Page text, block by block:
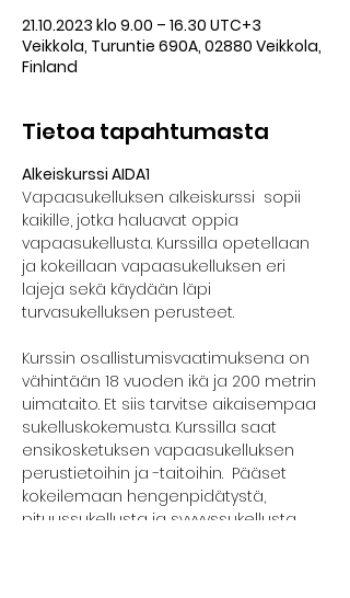
21.10.2023 klo 9.00 – 16.30 UTC+3
Veikkola, Turuntie 690A, 02880 Veikkola,
Finland
Tietoa tapahtumasta
Alkeiskurssi AIDA1
Vapaasukelluksen alkeiskurssi  sopii
kaikille, jotka haluavat oppia
vapaasukellusta. Kurssilla opetellaan
ja kokeillaan vapaasukelluksen eri
lajeja sekä käydään läpi
turvasukelluksen perusteet.
Kurssin osallistumisvaatimuksena on
vähintään 18 vuoden ikä ja 200 metrin
uimataito. Et siis tarvitse aikaisempaa
sukelluskokemusta. Kurssilla saat
ensikosketuksen vapaasukelluksen
perustietoihin ja -taitoihin.  Pääset
kokeilemaan hengenpidätystä,
pituussukellusta ja syvyyssukellusta